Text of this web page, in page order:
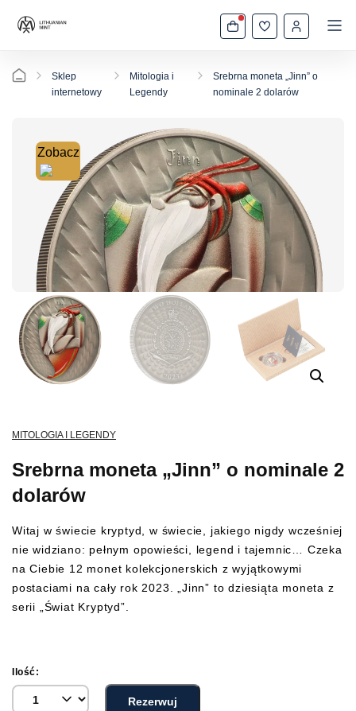
Sklep
internetowy
Mitologia i
Legendy
Srebrna moneta „Jinn” o
nominale 2 dolarów
Zobacz
MITOLOGIA I LEGENDY
Srebrna moneta „Jinn” o nominale 2
dolarów
Witaj w świecie kryptyd, w świecie, jakiego nigdy wcześniej
nie widziano: pełnym opowieści, legend i tajemnic… Czeka
na Ciebie 12 monet kolekcjonerskich z wyjątkowymi
postaciami na cały rok 2023. „Jinn” to dziesiąta moneta z
serii „Świat Kryptyd”.
Ilość:
Rezerwuj